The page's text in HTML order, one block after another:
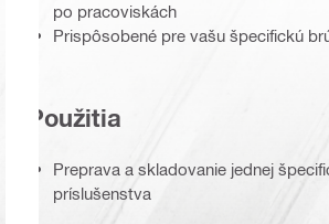
po pracoviskách
Prispôsobené pre vašu špecifickú
Použitia
Preprava a skladovanie jednej
príslušenstva